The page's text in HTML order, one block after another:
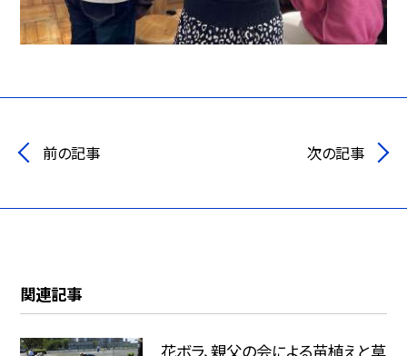
前の記事 次の記事
関連記事
花ボラ、親父の会による苗植えと草